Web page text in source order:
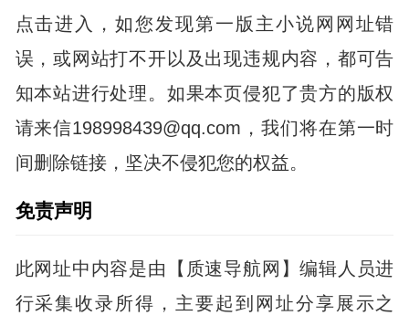
点击进入，如您发现第一版主小说网网址错
误，或网站打不开以及出现违规内容，都可告
知本站进行处理。如果本页侵犯了贵方的版权
请来信198998439@qq.com，我们将在第一时
间删除链接，坚决不侵犯您的权益。
免责声明
此网址中内容是由【质速导航网】编辑人员进
行采集收录所得，主要起到网址分享展示之